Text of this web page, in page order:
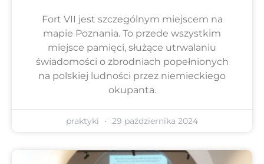
Fort VII jest szczególnym miejscem na
mapie Poznania. To przede wszystkim
miejsce pamięci, służące utrwalaniu
świadomości o zbrodniach popełnionych
na polskiej ludności przez niemieckiego
okupanta.
praktyki 29 października 2024